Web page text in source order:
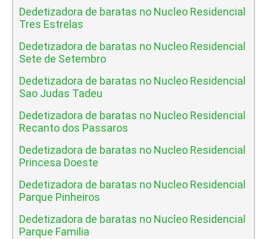
Dedetizadora de baratas no Nucleo Residencial
Tres Estrelas
Dedetizadora de baratas no Nucleo Residencial
Sete de Setembro
Dedetizadora de baratas no Nucleo Residencial
Sao Judas Tadeu
Dedetizadora de baratas no Nucleo Residencial
Recanto dos Passaros
Dedetizadora de baratas no Nucleo Residencial
Princesa Doeste
Dedetizadora de baratas no Nucleo Residencial
Parque Pinheiros
Dedetizadora de baratas no Nucleo Residencial
Parque Familia